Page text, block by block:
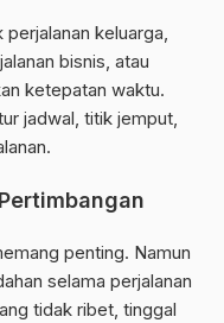
keluarga,
bisnis, atau
ketepatan waktu.
jadwal, titik jemput,
penting. Namun
selama perjalanan
tidak ribet, tinggal